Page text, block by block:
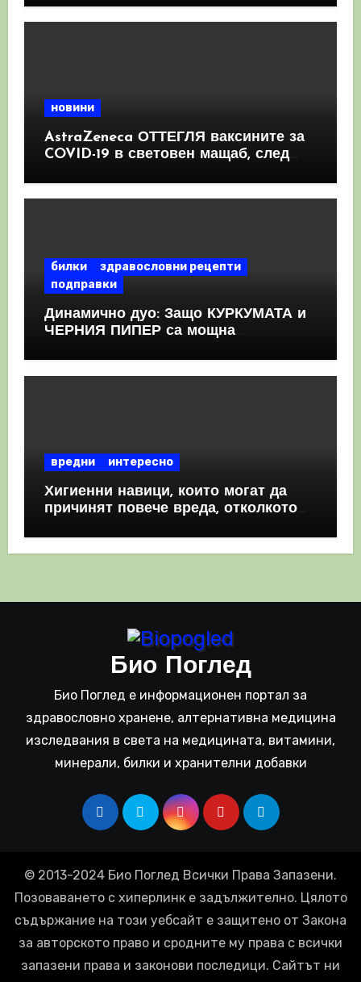
новини
AstraZeneca ОТТЕГЛЯ ваксините за
COVID-19 в световен мащаб, след
билки
здравословни рецепти
подправки
Динамично дуо: Защо КУРКУМАТА и
ЧЕРНИЯ ПИПЕР са мощна
вредни интересно
Хигиенни навици, които могат да
причинят повече вреда, отколкото
Био Поглед
Био Поглед е информационен портал за
здравословно хранене, алтернативна медицина
изследвания в света на медицината, витамини,
минерали, билки и хранителни добавки
© 2013-2024 Био Поглед Всички Права Запазени.
Позоваването с хиперлинк е задължително. Цялото
съдържание на този уебсайт е защитено от Закона
за авторското право и сродните му права с всички
запазени права и законови последици. Сайтът ни